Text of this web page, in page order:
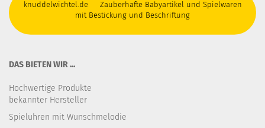
knuddelwichtel.de Zauberhafte Babyartikel und Spielwaren
mit Bestickung und Beschriftung
DAS BIETEN WIR ...
Hochwertige Produkte
bekannter Hersteller
Spieluhren mit Wunschmelodie